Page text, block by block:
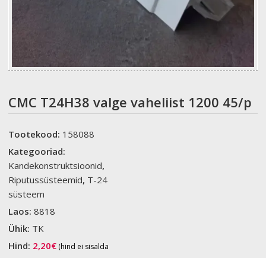
CMC T24H38 valge vaheliist 1200 45/p
Tootekood: 158088
Kategooriad:
Kandekonstruktsioonid,
Riputussüsteemid, T-24
süsteem
Laos:8818
Ühik: TK
Hind: 2,20€ (hind ei sisalda